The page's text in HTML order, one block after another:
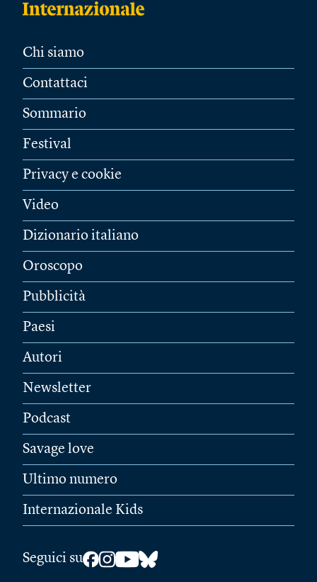
Chi siamo
Contattaci
Sommario
Festival
Privacy e cookie
Video
Dizionario italiano
Oroscopo
Pubblicità
Paesi
Autori
Newsletter
Podcast
Savage love
Ultimo numero
Internazionale Kids
Seguici su